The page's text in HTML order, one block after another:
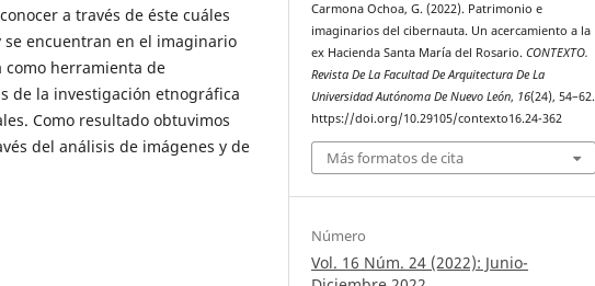
a través de éste cuáles
encuentran en el imaginario
herramienta de
de la investigación etnográfica
Como resultado obtuvimos
del análisis de imágenes y de
Carmona Ochoa, G. (2022). Patrimonio e
imaginarios del cibernauta. Un acercamiento a la
ex Hacienda Santa María del Rosario.CONTEXTO.
Revista De La Facultad De Arquitectura De La
Universidad Autónoma De Nuevo León, 16(24), 54–62.
https://doi.org/10.29105/contexto16.24-362
Más formatos de cita
Número
Vol. 16 Núm. 24 (2022): Junio-